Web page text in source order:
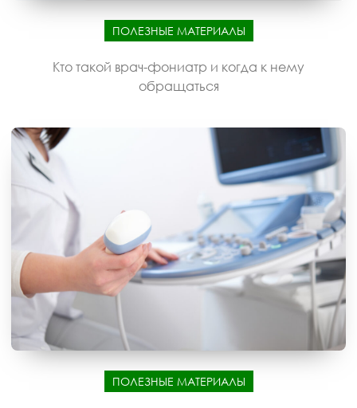
ПОЛЕЗНЫЕ МАТЕРИАЛЫ
Кто такой врач-фониатр и когда к нему
обращаться
ПОЛЕЗНЫЕ МАТЕРИАЛЫ